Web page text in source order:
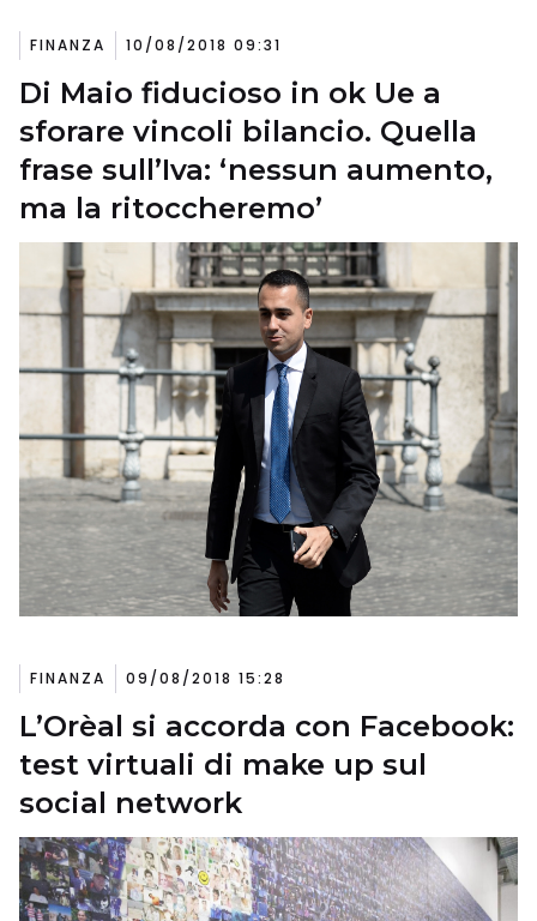
FINANZA 10/08/2018 09:31
Di Maio fiducioso in ok Ue a
sforare vincoli bilancio. Quella
frase sull’Iva: ‘nessun aumento,
ma la ritoccheremo’
FINANZA 09/08/2018 15:28
L’Orèal si accorda con Facebook:
test virtuali di make up sul
social network